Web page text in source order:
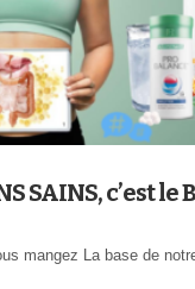
SAINS, c’est
mangez La base de